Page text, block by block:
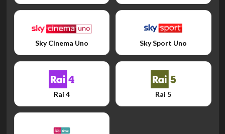
Sky Cinema Uno Sky Sport Uno
Rai 4 Rai 5